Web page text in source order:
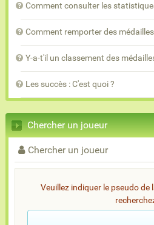
Comment consulter les
Comment remporter des
Y-a-t'il un classement des
Les succès : C'est quoi ?
Chercher un joueur
Chercher un joueur
Veuillez indiquer le pseudo de